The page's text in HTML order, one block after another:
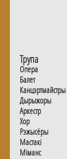
Трупа
Опера
Балет
Канцэртмайстры
Дырыжоры
Аркестр
Хор
Рэжысёры
Мастакі
Мiманс